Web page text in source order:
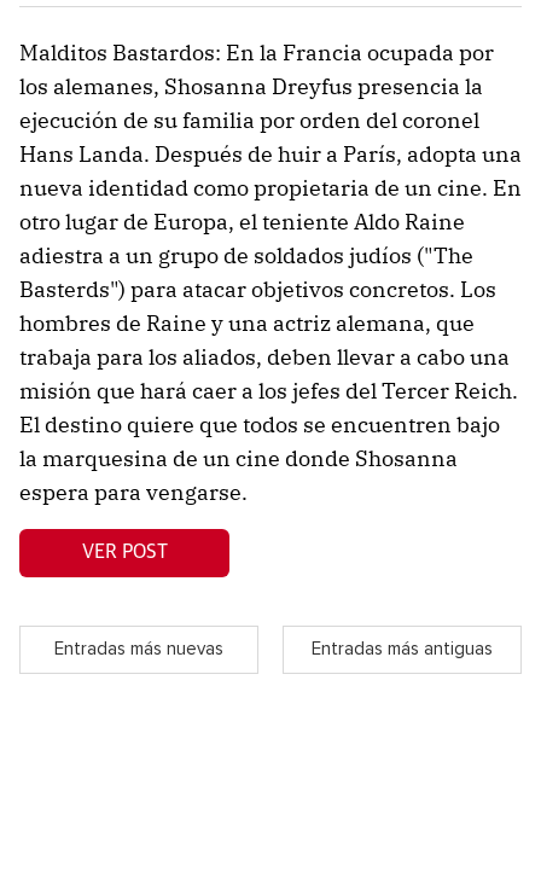
Malditos Bastardos: En la Francia ocupada por
los alemanes, Shosanna Dreyfus presencia la
ejecución de su familia por orden del coronel
Hans Landa. Después de huir a París, adopta una
nueva identidad como propietaria de un cine. En
otro lugar de Europa, el teniente Aldo Raine
adiestra a un grupo de soldados judíos ("The
Basterds") para atacar objetivos concretos. Los
hombres de Raine y una actriz alemana, que
trabaja para los aliados, deben llevar a cabo una
misión que hará caer a los jefes del Tercer Reich.
El destino quiere que todos se encuentren bajo
la marquesina de un cine donde Shosanna
espera para vengarse.
VER POST
Entradas más nuevas Entradas más antiguas